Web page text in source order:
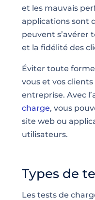
et les mauvais
applications sont
peuvent s’avérer
et la fidélité des
Éviter toute
vous et vos
entreprise. Avec
charge, vous
site web ou
utilisateurs.
Types de
Les tests de